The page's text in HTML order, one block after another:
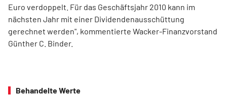
Euro verdoppelt. Für das Geschäftsjahr 2010 kann im
nächsten Jahr mit einer Dividendenausschüttung
gerechnet werden", kommentierte Wacker-Finanzvorstand
Günther C. Binder.
Behandelte Werte